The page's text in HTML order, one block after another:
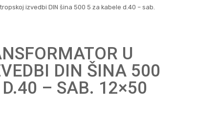
izvedbi DIN šina 500 5 za kabele d.40 – sab.
U
DIN ŠINA 500
– SAB. 12×50